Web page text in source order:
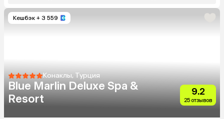
Кешбэк + 3 559
Конаклы, Турция
Blue Marlin Deluxe Spa &
Resort
9.2
25 отзывов